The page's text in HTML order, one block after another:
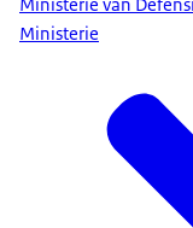
Ministerie